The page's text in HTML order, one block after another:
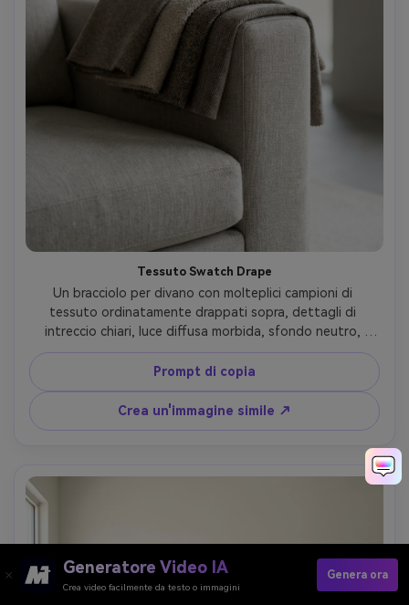
Tessuto Swatch Drape
Un bracciolo per divano con molteplici campioni di
tessuto ordinatamente drappati sopra, dettagli di
intreccio chiari, luce diffusa morbida, sfondo neutro,
scattato su Nikon Z8 con obiettivo da 50 mm, f/2.8,
fotografia commerciale ultra realistica, messa a fuoco
nitida sulle texture, sottile caduta dell'ombra-AR 4:5
Prompt di copia
Crea un'immagine simile ↗
Generatore Video IA
Crea video facilmente da testo o immagini
Genera ora